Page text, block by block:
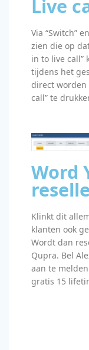
Live
Via “Switch”
zien die op
in to live call”
tijdens het
direct worden
call” te
Word
Klinkt dit
klanten ook
Wordt dan
Qupra. Bel
aan te
gratis 15